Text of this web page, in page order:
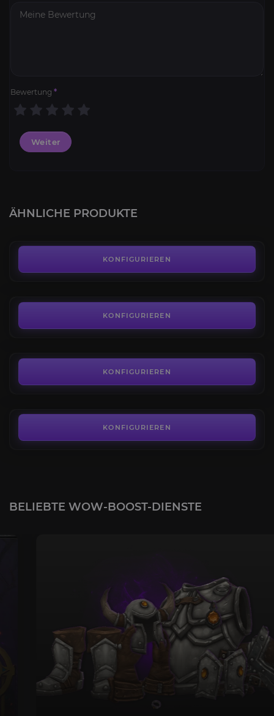
Bewertung *
Weiter
ÄHNLICHE PRODUKTE
KONFIGURIEREN
Fossiler Raptor
KONFIGURIEREN
KONFIGURIEREN
KONFIGURIEREN
BELIEBTE WOW-BOOST-DIENSTE